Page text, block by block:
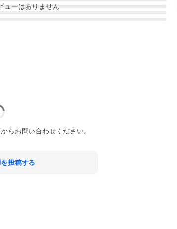
ューはありません
らお問い合わせください。
投稿する